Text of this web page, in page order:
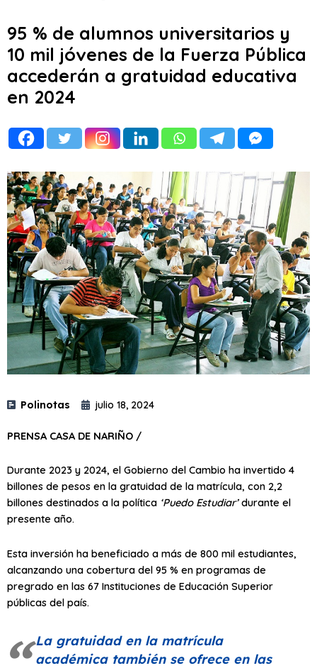
95 % de alumnos universitarios y
10 mil jóvenes de la Fuerza Pública
accederán a gratuidad educativa
en 2024
Polinotas julio 18, 2024
PRENSA CASA DE NARIÑO /
Durante 2023 y 2024, el Gobierno del Cambio ha invertido 4
billones de pesos en la gratuidad de la matrícula, con 2,2
billones destinados a la política ‘Puedo Estudiar’durante el
presente año.
Esta inversión ha beneficiado a más de 800 mil estudiantes,
alcanzando una cobertura del 95 % en programas de
pregrado en las 67 Instituciones de Educación Superior
públicas del país.
La gratuidad en la matrícula
académica también se ofrece en las